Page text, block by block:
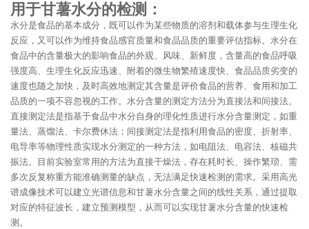
用于甘薯水分的检测：
水分是食品的基本成分，既可以作为某些物质的溶剂和载体参与生理生化
反应，又可以作为维持食品感官质量和食品品质的重要评估指标。水分在
食品中的含量极大的影响食品的外观、风味、新鲜度，含量高的食品呼吸
强度高、生理生化反应迅速、附着的微生物繁殖速度快、食品品质劣变的
速度也随之加快，及时高效地测定其含量是评价食品的营养、食用和加工
品质的一项不容忽视的工作。水分含量的测定方法分为直接法和间接法。
直接测定法是指基于食品中水分自身的理化性质进行水分含量测定，如重
量法、蒸馏法、卡尔费休法；间接测定法是指利用食品的密度、折射率、
电导率等物理性质实现水分测定的一种方法，如电阻法、电容法、核磁共
振法。目前实验室常用的方法为直接干燥法，存在耗时长、操作繁琐、需
多次反复称重方能准确测量的缺点，无法满足快速检测的需求。采用高光
谱成像技术可以建立光谱信息和甘薯水分含量之间的线性关系，通过提取
对应的特征波长，建立预测模型，从而可以实现甘薯水分含量的快速检
测。